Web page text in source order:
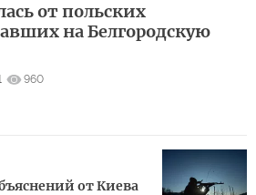
от польских
на Белгородскую
960
от Киева